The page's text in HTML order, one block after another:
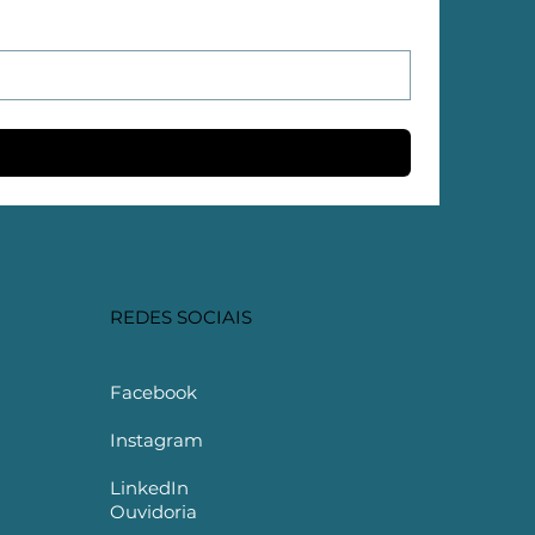
REDES SOCIAIS
Facebook
Instagram
LinkedIn
Ouvidoria